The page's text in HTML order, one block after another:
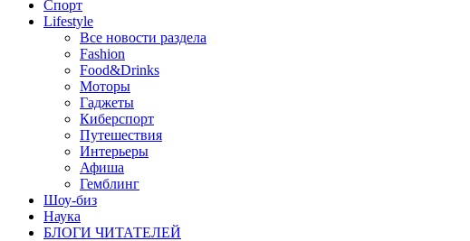
Спорт
Lifestyle
Все новости раздела
Fashion
Food&Drinks
Моторы
Гаджеты
Киберспорт
Путешествия
Интерьеры
Афиша
Гемблинг
Шоу-биз
Наука
БЛОГИ ЧИТАТЕЛЕЙ